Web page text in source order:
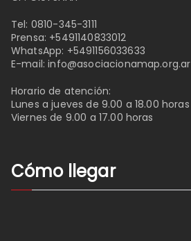
Tel: 0810-345-3111
Prensa: +5491140833012
WhatsApp: +5491156033633
E-mail:info@asociacionamap.org.ar
Horario de atención:
Lunes a jueves de 9.00 a 18.00 horas
Viernes de 9.00 a 17.00 horas
Cómo llegar